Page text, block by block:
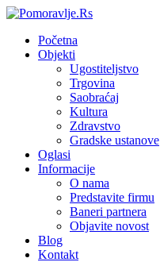
Početna
Objekti
Ugostiteljstvo
Trgovina
Saobraćaj
Kultura
Zdravstvo
Gradske ustanove
Oglasi
Informacije
O nama
Predstavite firmu
Baneri partnera
Objavite novost
Blog
Kontakt